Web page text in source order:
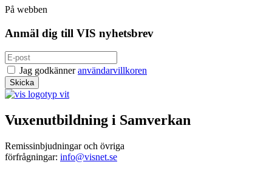
På webben
Anmäl dig till VIS nyhetsbrev
Jag godkänneranvändarvillkoren
Vuxenutbildning i Samverkan
Remissinbjudningar och övriga
förfrågningar: info@visnet.se